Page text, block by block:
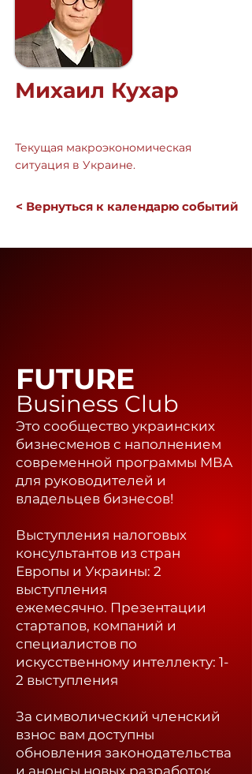
Михаил Кухар
Текущая макроэкономическая
ситуация в Украине.
< Вернуться к календарю событий
FUTURE
Business Club
Это сообщество украинских
бизнесменов с наполнением
современной программы МВА
для руководителей и
владельцев бизнесов!
Выступления налоговых
консультантов из стран
Европы и Украины: 2
выступления
ежемесячно. Презентации
стартапов, компаний и
специалистов по
искусственному интеллекту: 1-
2 выступления
За символический членский
взнос вам доступны
обновления законодательства
и анонсы новых разработок